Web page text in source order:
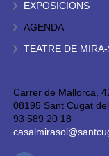
EXPOSICIONS
AGENDA
TEATRE DE
Carrer de Mallorca,
08195 Sant Cugat
93 589 20 18